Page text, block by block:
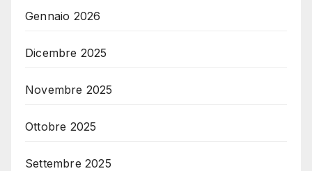
Gennaio 2026
Dicembre 2025
Novembre 2025
Ottobre 2025
Settembre 2025